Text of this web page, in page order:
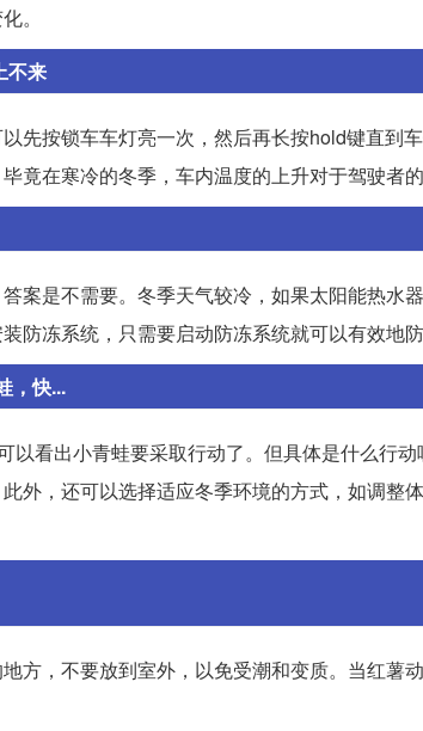
。
不来
先按锁车车灯亮一次，然后再长按hold键直到
在寒冷的冬季，车内温度的上升对于驾驶者的
案是不需要。冬季天气较冷，如果太阳能热水
冻系统，只需要启动防冻系统就可以有效地防
，快...
以看出小青蛙要采取行动了。但具体是什么行
外，还可以选择适应冬季环境的方式，如调整
方，不要放到室外，以免受潮和变质。当红薯